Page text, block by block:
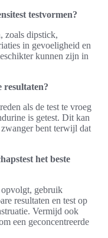
testvormen?
zoals dipstick,
in gevoeligheid en
kunnen zijn in
resultaten?
als de test te vroeg
is getest. Dit kan
bent terwijl dat
het beste
opvolgt, gebruik
resultaten en test op
Vermijd ook
een geconcentreerde